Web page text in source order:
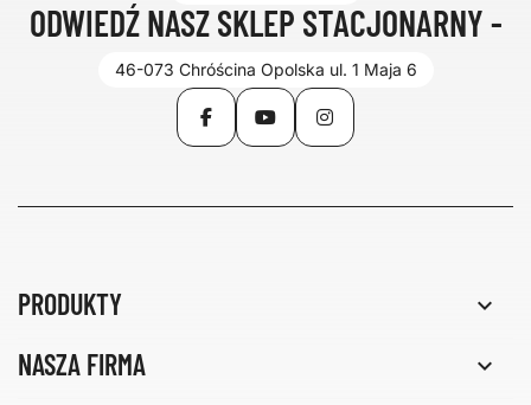
ODWIEDŹ NASZ SKLEP STACJONARNY -
46-073 Chróścina Opolska ul. 1 Maja 6
FacebookYouTubeInstagram
PRODUKTY 
NASZA FIRMA 